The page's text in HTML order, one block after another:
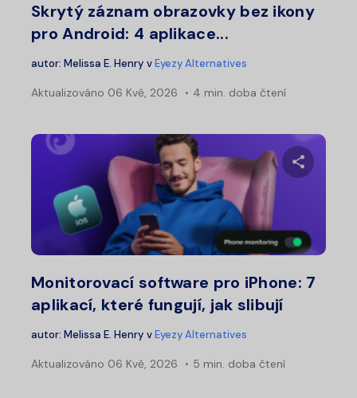
Skrytý záznam obrazovky bez ikony
pro Android: 4 aplikace...
autor: Melissa E. Henry vEyezy Alternatives
Aktualizováno 06 Kvě, 2026 4 min. doba čtení
Monitorovací software pro iPhone: 7
aplikací, které fungují, jak slibují
autor: Melissa E. Henry vEyezy Alternatives
Aktualizováno 06 Kvě, 2026 5 min. doba čtení